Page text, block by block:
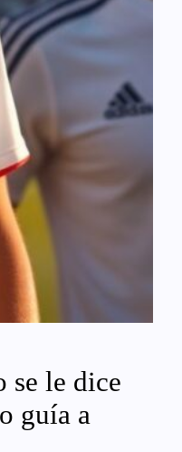
se le dice
guía a